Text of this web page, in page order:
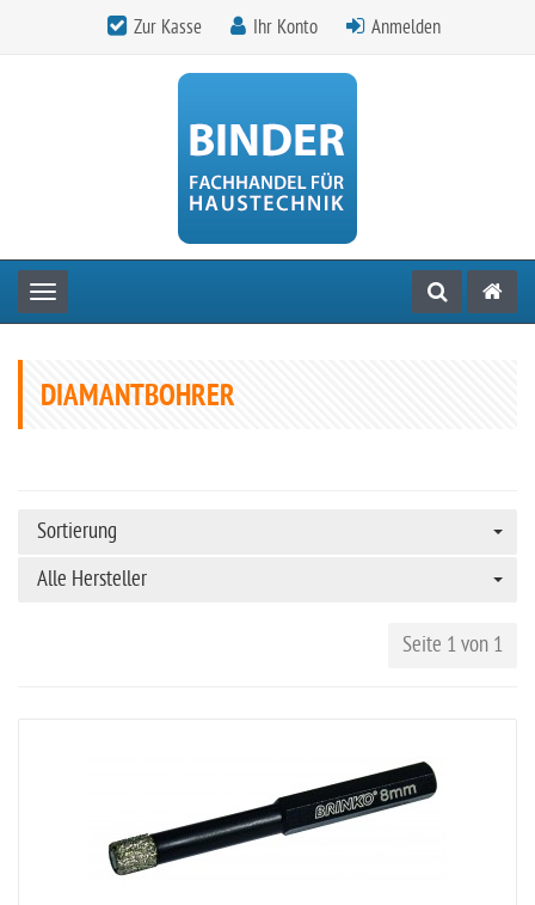
Zur Kasse Ihr Konto Anmelden
Toggle navigation
DIAMANTBOHRER
Sortierung
Alle Hersteller
Seite 1 von 1